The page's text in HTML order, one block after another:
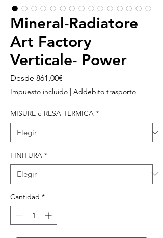
Mineral-Radiatore
Art Factory
Verticale- Power
Desde 861,00€
de
oferta
Impuesto incluido | Addebito trasporto
MISURE e RESA TERMICA *
FINITURA *
Cantidad *